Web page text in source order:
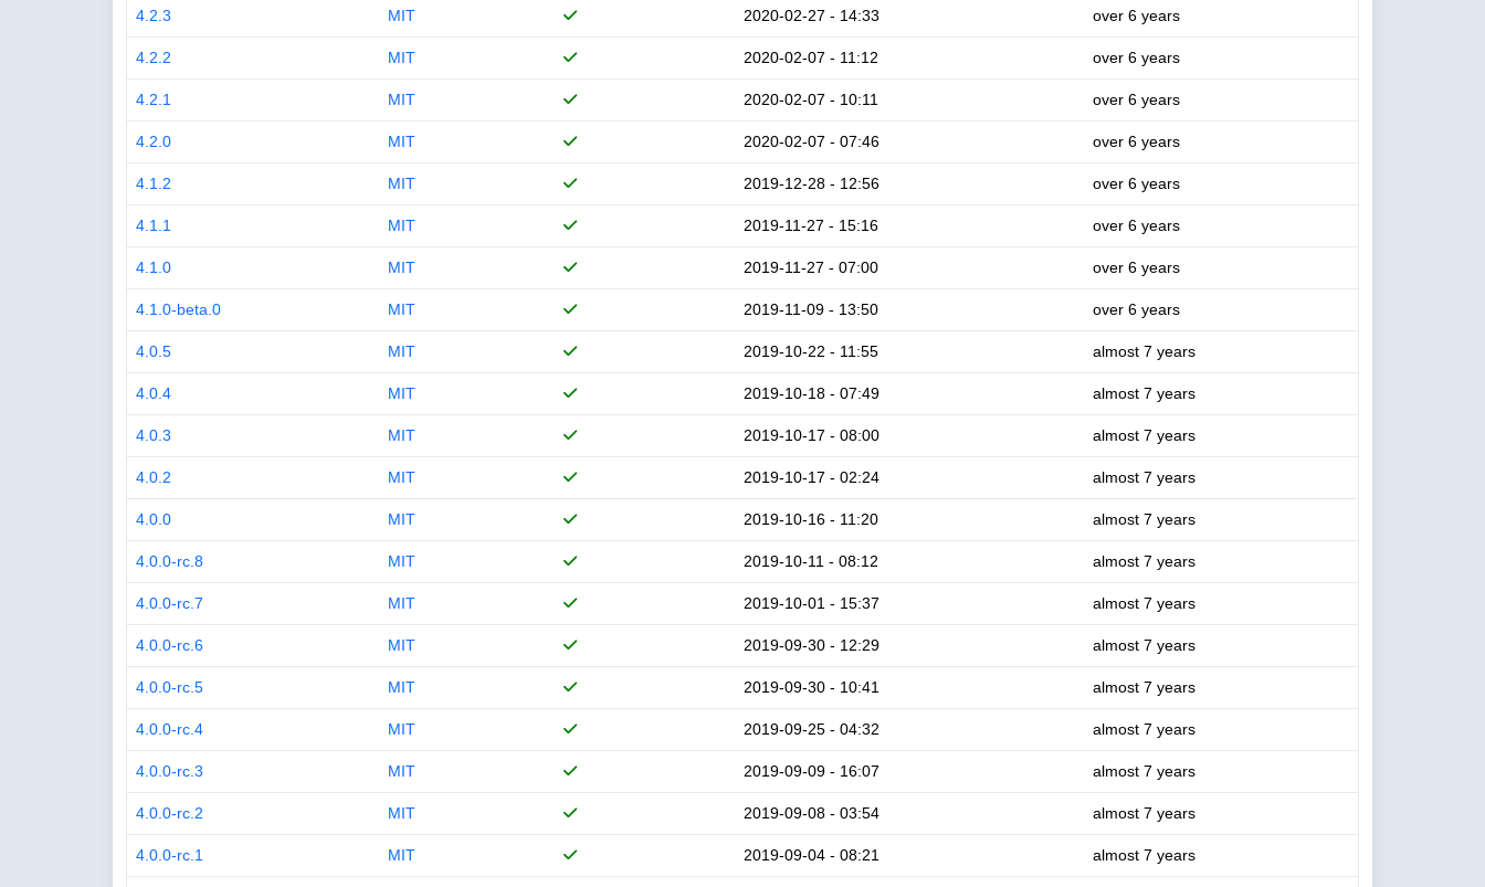
4.2.3 MIT 2020-02-27 - 14:33 over 6 years
4.2.2 MIT 2020-02-07 - 11:12 over 6 years
4.2.1 MIT 2020-02-07 - 10:11 over 6 years
4.2.0 MIT 2020-02-07 - 07:46 over 6 years
4.1.2 MIT 2019-12-28 - 12:56 over 6 years
4.1.1 MIT 2019-11-27 - 15:16 over 6 years
4.1.0 MIT 2019-11-27 - 07:00 over 6 years
4.1.0-beta.0 MIT 2019-11-09 - 13:50 over 6 years
4.0.5 MIT 2019-10-22 - 11:55 almost 7 years
4.0.4 MIT 2019-10-18 - 07:49 almost 7 years
4.0.3 MIT 2019-10-17 - 08:00 almost 7 years
4.0.2 MIT 2019-10-17 - 02:24 almost 7 years
4.0.0 MIT 2019-10-16 - 11:20 almost 7 years
4.0.0-rc.8 MIT 2019-10-11 - 08:12 almost 7 years
4.0.0-rc.7 MIT 2019-10-01 - 15:37 almost 7 years
4.0.0-rc.6 MIT 2019-09-30 - 12:29 almost 7 years
4.0.0-rc.5 MIT 2019-09-30 - 10:41 almost 7 years
4.0.0-rc.4 MIT 2019-09-25 - 04:32 almost 7 years
4.0.0-rc.3 MIT 2019-09-09 - 16:07 almost 7 years
4.0.0-rc.2 MIT 2019-09-08 - 03:54 almost 7 years
4.0.0-rc.1 MIT 2019-09-04 - 08:21 almost 7 years